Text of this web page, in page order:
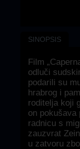
SINOPSIS
Film
odluči
podarili su
hrabrog i
roditelja koji
on pokušava
radnicu s
zauzvrat
u zatvoru